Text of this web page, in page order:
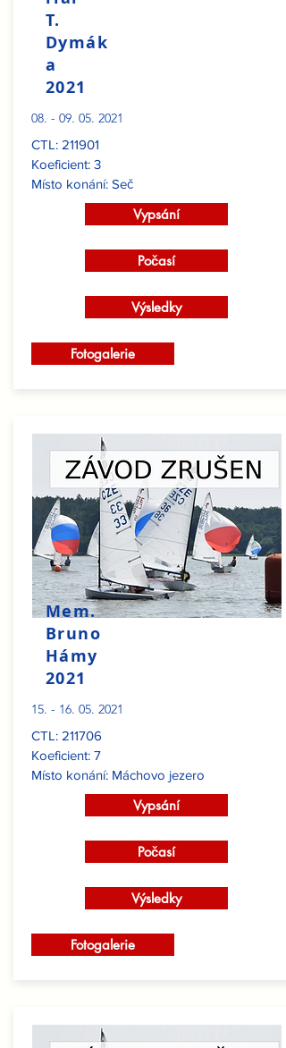
T.
Dymák
a
2021
08. - 09. 05. 2021
CTL: 211901
Koeficient: 3
Místo konání: Seč
Vypsání
Počasí
Výsledky
Fotogalerie
Mem.
Bruno
Hámy
2021
15. - 16. 05. 2021
CTL: 211706
Koeficient: 7
Místo konání: Máchovo jezero
Vypsání
Počasí
Výsledky
Fotogalerie